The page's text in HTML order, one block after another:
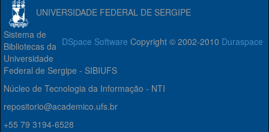
UNIVERSIDADE FEDERAL DE SERGIPE
DSpace Software Copyright © 2002-2010 Duraspace
Sistema de
Bibliotecas da
Universidade
Federal de Sergipe - SIBIUFS
Núcleo de Tecnologia da Informação - NTI
repositorio@academico.ufs.br
+55 79 3194-6528